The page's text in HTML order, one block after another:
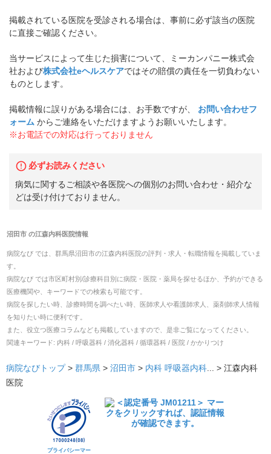
掲載されている医院を受診される場合は、事前に必ず該当の医院
に直接ご確認ください。
当サービスによって生じた損害について、ミーカンパニー株式会
社および株式会社eヘルスケアではその賠償の責任を一切負わない
ものとします。
掲載情報に誤りがある場合には、お手数ですが、
お問い合わせフ
ォーム からご連絡をいただけますようお願いいたします。
※お電話での対応は行っておりません
必ずお読みください
病気に関するご相談や各医院への個別のお問い合わせ・紹介な
どは受け付けておりません。
沼田市の江森内科医院情報
病院なび では、 群馬県沼田市の江森内科医院の評判・求人・転職情報を掲載していま
す。
病院なび では市区町村別/診療科目別に病院・医院・薬局を探せるほか、予約ができる
医療機関や、キーワードでの検索も可能です。
病院を探したい時、診療時間を調べたい時、医師求人や看護師求人、薬剤師求人情報
を知りたい時に便利です。
また、役立つ医療コラムなども掲載していますので、是非ご覧になってください。
関連キーワード: 内科 / 呼吸器科 / 消化器科 / 循環器科 / 医院 / かかりつけ
病院なびトップ > 群馬県 > 沼田市 > 内科 呼吸器内科... > 江森内科
医院
プライバシーマー